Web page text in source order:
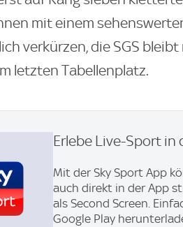
mit einem
verkürzen, die SGS
letzten Tabellenplatz.
Erlebe Live-Sport in
Mit der Sky Sport App
auch direkt in der App
als Second Screen.
Google Play